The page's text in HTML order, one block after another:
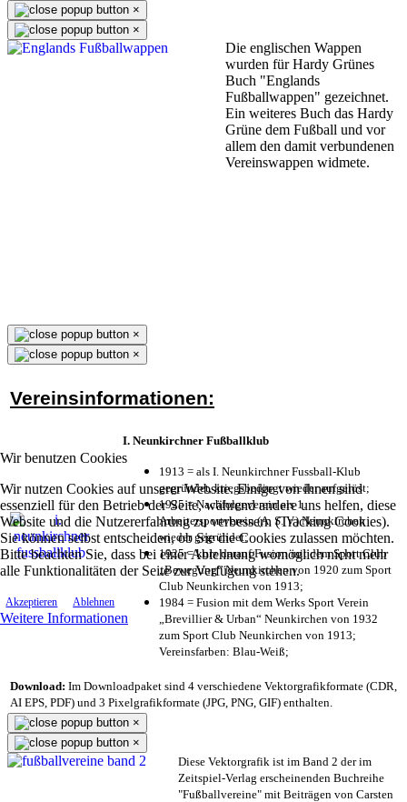
Wir benutzen Cookies
Wir nutzen Cookies auf unserer Website. Einige von ihnen sind
essenziell für den Betrieb der Seite, während andere uns helfen, diese
Website und die Nutzererfahrung zu verbessern (Tracking Cookies).
Sie können selbst entscheiden, ob Sie die Cookies zulassen möchten.
Bitte beachten Sie, dass bei einer Ablehnung womöglich nicht mehr
alle Funktionalitäten der Seite zur Verfügung stehen.
Akzeptieren Ablehnen
Weitere Informationen
×
×
Die englischen Wappen
wurden für Hardy Grünes
Buch "Englands
Fußballwappen" gezeichnet.
Ein weiteres Buch das Hardy
Grüne dem Fußball und vor
allem den damit verbundenen
Vereinswappen widmete.
×
×
Vereinsinformationen:
I. Neunkirchner Fußballklub
1913 = als I. Neunkirchner Fussball-Klub
gegründet, kriegsbedingt wieder aufgelöst;
1925 = Nachfolgeverein als 1.
Arbeitersportverein (A. S. V.) Neunkirchen
wieder gegründet;
1925 = kurz darauf Fusion mit dem Sport Club
„Bewegung“ Neunkirchen von 1920 zum Sport
Club Neunkirchen von 1913;
1984 = Fusion mit dem Werks Sport Verein
„Brevillier & Urban“ Neunkirchen von 1932
zum Sport Club Neunkirchen von 1913;
Vereinsfarben: Blau-Weiß;
Download: Im Downloadpaket sind 4 verschiedene Vektorgrafikformate (CDR,
AI EPS, PDF) und 3 Pixelgrafikformate (JPG, PNG, GIF) enthalten.
×
×
Diese Vektorgrafik ist im Band 2 der im
Zeitspiel-Verlag erscheinenden Buchreihe
"Fußballvereine" mit Beiträgen von Carsten